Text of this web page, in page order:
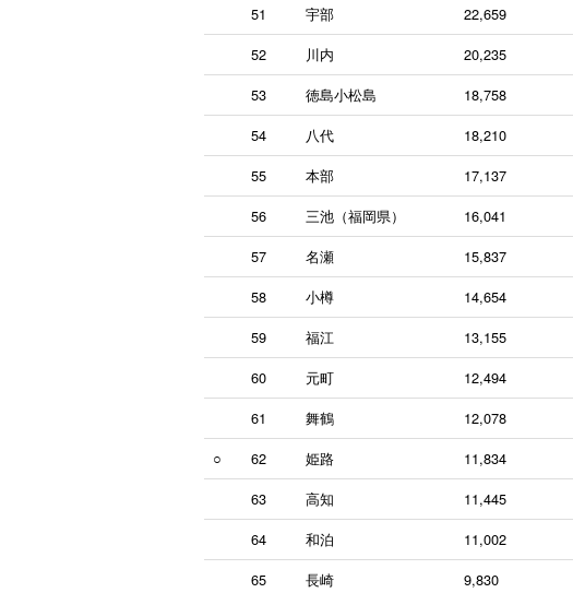
51
宇部 22,659
52
川内 20,235
53
徳島小松島 18,758
54
八代 18,210
55
本部 17,137
56
三池（福岡県） 16,041
57
名瀬 15,837
58
小樽 14,654
59
福江 13,155
60
元町 12,494
61
舞鶴 12,078
○
62 姫路 11,834
63
高知 11,445
64
和泊 11,002
65
長崎 9,830